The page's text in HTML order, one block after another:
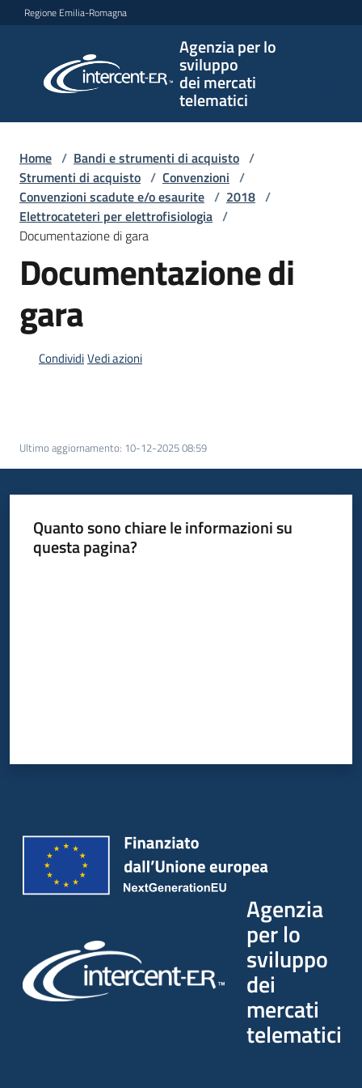
Vai al contenuto
Vai alla navigazione
Vai al footer
Regione Emilia-Romagna
Agenzia per lo
sviluppo
dei mercati
telematici
per lo
sviluppo
telematici
L'Agenzia
e
strumenti
telematiche
Home / Bandi e strumenti di acquisto /
Strumenti di acquisto / Convenzioni /
Convenzioni scadute e/o esaurite / 2018 /
Elettrocateteri per elettrofisiologia /
Documentazione di gara
Documentazione di
gara
CondividiVedi azioni
Ultimo aggiornamento: 10-12-2025 08:59
Quanto sono chiare le informazioni su
questa pagina?
Agenzia
per lo
sviluppo
dei
mercati
telematici